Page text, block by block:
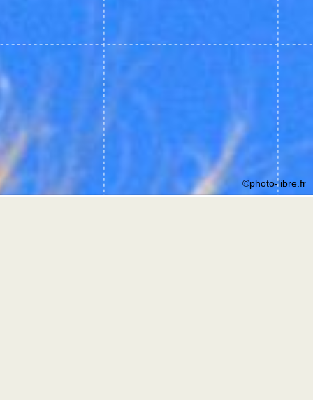
©photo-libre.fr